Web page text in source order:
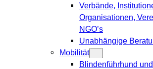
Verbände,
Organisationen,
NGO’s
Unabhängige
Mobilität
Blindenführhund